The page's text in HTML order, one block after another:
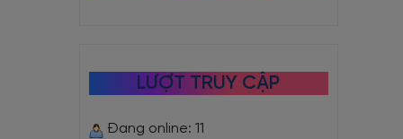
LƯỢT TRUY CẬP
Đang online: 11